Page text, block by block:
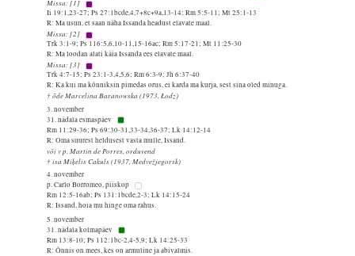
Missa: [1]
Ii 19:1,23-27; Ps 27:1bcde,4,7+8c+9a,13-14; Rm 5:5-11; Mt 25:1-13
R: Ma usun, et saan näha Issanda headust elavate maal.
Missa: [2]
Trk 3:1-9; Ps 116:5,6,10-11,15-16ac; Rm 5:17-21; Mt 11:25-30
R: Ma loodan alati käia Issanda ees elavate maal.
Missa: [3]
Trk 4:7-15; Ps 23:1-3,4,5,6; Rm 6:3-9; Jh 6:37-40
R: Ka kui ma kõnniksin pimedas orus, ei karda ma kurja, sest sina oled minuga.
† õde Marcelina Baranowska (1973, Łodz)
3. november
31. nädala esmaspäev
Rm 11:29-36; Ps 69:30-31,33-34,36-37; Lk 14:12-14
R: Oma suurest heldusest vasta mulle, Issand.
või v p. Martín de Porres, orduvend
† isa Miķelis Cakuls (1937, Medvežjegorsk)
4. november
p. Carlo Borromeo, piiskop
Rm 12:5-16ab; Ps 131:1bcde,2-3; Lk 14:15-24
R: Issand, hoia mu hinge oma rahus.
5. november
31. nädala kolmapäev
Rm 13:8-10; Ps 112:1bc-2,4-5,9; Lk 14:25-33
R: Õnnis on mees, kes on armuline ja abivalmis.